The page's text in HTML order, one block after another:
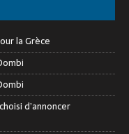
la Grèce
d’annoncer